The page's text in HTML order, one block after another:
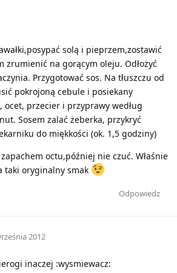
solą i pieprzem,zostawić
zrumienić na gorącym oleju. Odłożyć
Przygotować sos. Na tłuszczu od
pokrojoną cebule i posiekany
ocet, przecier i przyprawy według
Sosem zalać żeberka, przykryć
do miękkości (ok. 1,5 godziny)
octu,później nie czuć. Właśnie
taki oryginalny smak
Odpowiedz
2012
inaczej :wysmiewacz: